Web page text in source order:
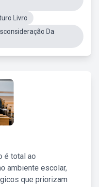
Livro
Da
é total ao
ambiente escolar,
que priorizam